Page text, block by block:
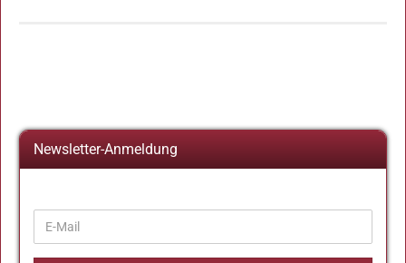
Newsletter-Anmeldung
WEITER
ZUR
NEWSLETTER-
E-
Mail